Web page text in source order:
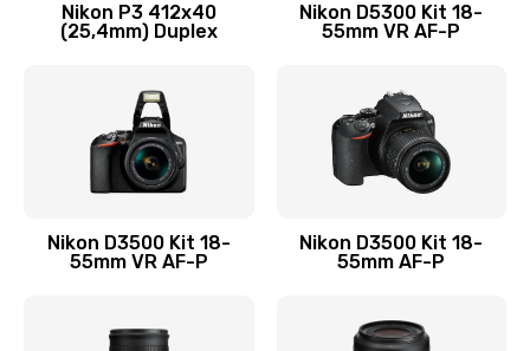
Nikon P3 412x40
(25,4mm) Duplex
Nikon D5300 Kit 18-
55mm VR AF-P
Nikon D3500 Kit 18-
55mm VR AF-P
Nikon D3500 Kit 18-
55mm AF-P